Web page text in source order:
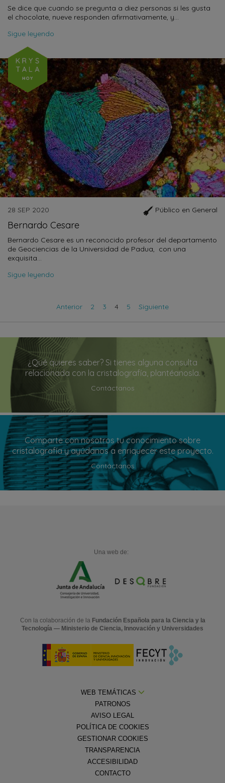
Se dice que cuando se pregunta a diez personas si les gusta
el chocolate, nueve responden afirmativamente, y…
Sigue leyendo
28 SEP 2020 Público en General
Bernardo Cesare
Bernardo Cesare es un reconocido profesor del departamento
de Geociencias de la Universidad de Padua, con una
exquisita…
Sigue leyendo
Anterior 2 3 4 5 Siguiente
¿Qué quieres saber? Si tienes alguna consulta
relacionada con la cristalografía, plantéanosla.
Contáctanos
Comparte con nosotros tu conocimiento sobre
cristalografía y ayúdanos a enriquecer este proyecto.
Contáctanos
Una web de:
Con la colaboración de la Fundación Española para la Ciencia y la
Tecnología — Ministerio de Ciencia, Innovación y Universidades
WEB TEMÁTICAS
PATRONOS
AVISO LEGAL
POLÍTICA DE COOKIES
GESTIONAR COOKIES
TRANSPARENCIA
ACCESIBILIDAD
CONTACTO